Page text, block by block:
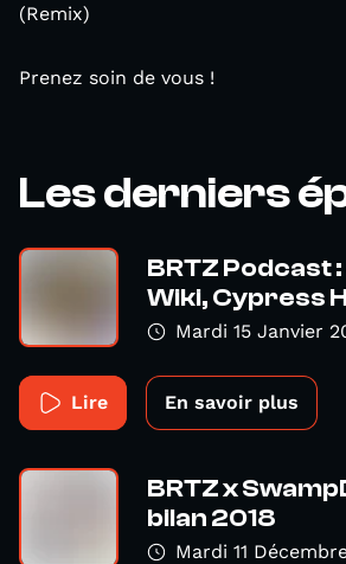
(Remix)
Prenez soin de vous !
Les derniers
BRTZ Podcast
Wiki, Cypress
Mardi 15 Janvier
Lire En savoir plus
BRTZ x
bilan 2018
Mardi 11